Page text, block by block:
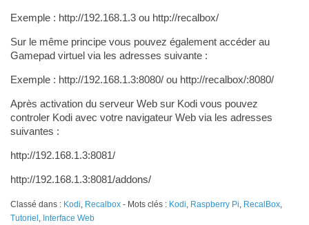
Exemple : http://192.168.1.3 ou http://recalbox/
Sur le même principe vous pouvez également accéder au
Gamepad virtuel via les adresses suivante :
Exemple : http://192.168.1.3:8080/ ou http://recalbox/:8080/
Après activation du serveur Web sur Kodi vous pouvez
controler Kodi avec votre navigateur Web via les adresses
suivantes :
http://192.168.1.3:8081/
http://192.168.1.3:8081/addons/
Classé dans : Kodi Recalbox- Mots clés : Kodi Raspberry Pi RecalBox,
Tutoriel Interface Web